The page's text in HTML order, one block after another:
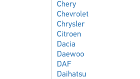
Chery
Chevrolet
Chrysler
Citroen
Dacia
Daewoo
DAF
Daihatsu